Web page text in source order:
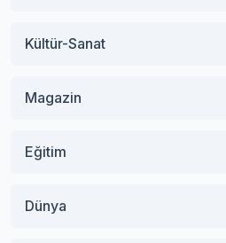
Kültür-Sanat
Magazin
Eğitim
Dünya